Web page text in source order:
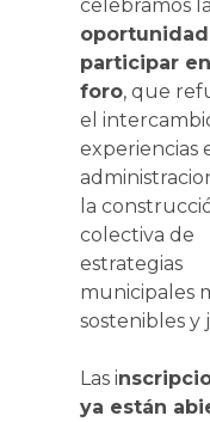
celebramos la
participar
foro, que
el
experiencias
la
colectiva de
estrategias
municipales
sostenibles y
Las i
ya están